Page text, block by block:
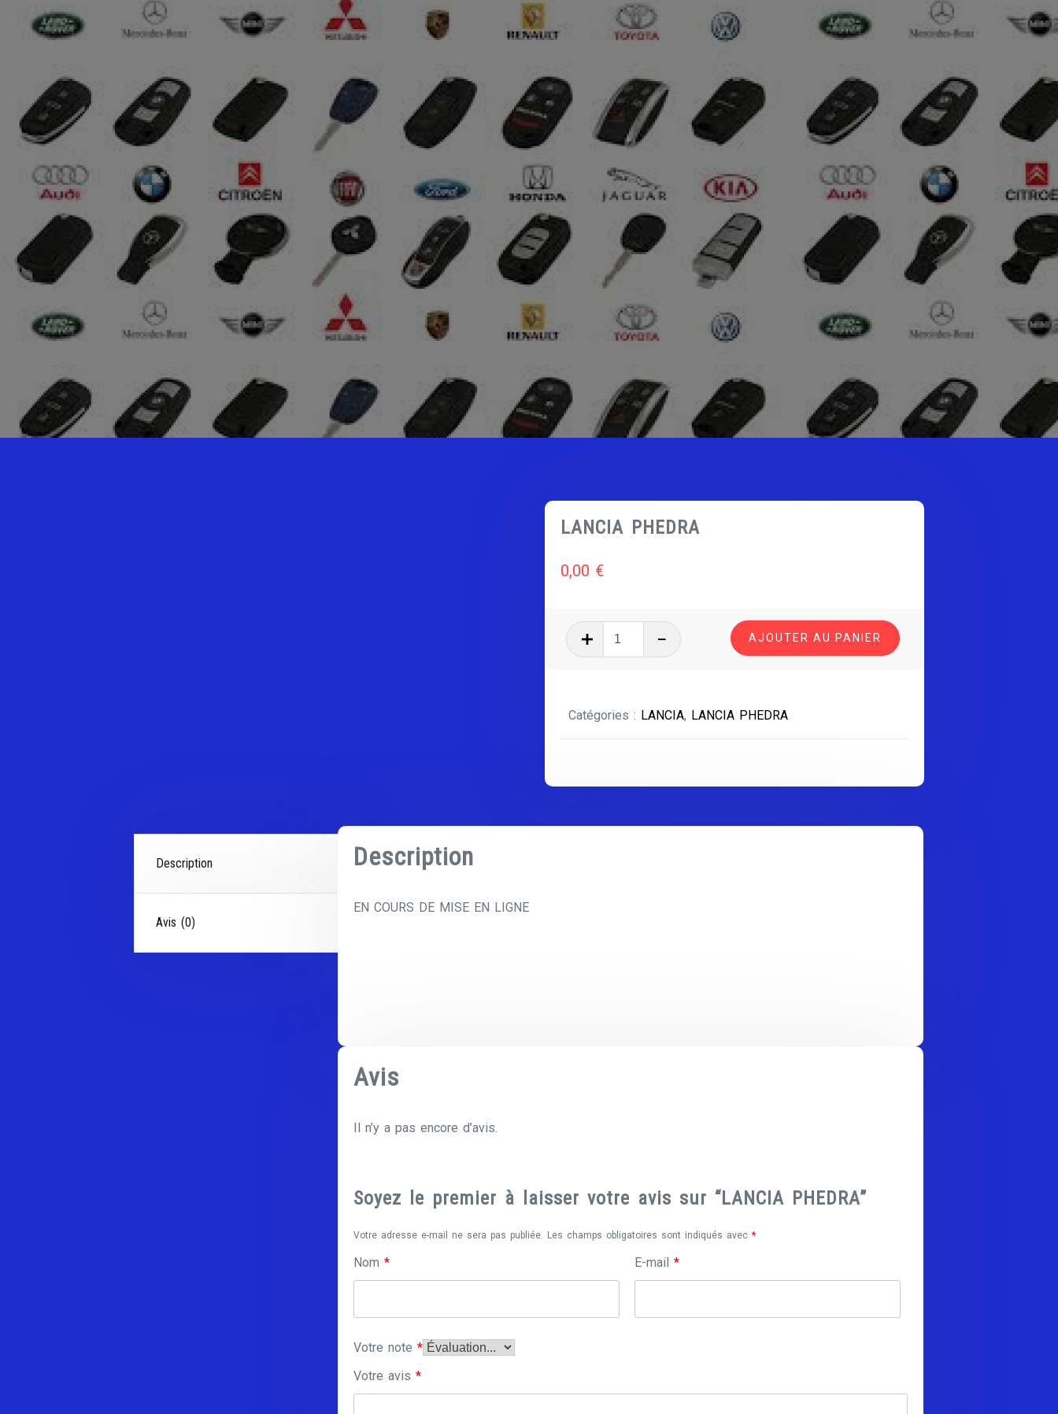
LANCIA PHEDRA
0,00 €
quantité
de
AJOUTER AU PANIER
Catégories : LANCIA, LANCIA PHEDRA
Description
Avis (0)
Description
EN COURS DE MISE EN LIGNE
Avis
Il n’y a pas encore d’avis.
Soyez le premier à laisser votre avis sur “LANCIA PHEDRA”
Votre adresse e-mail ne sera pas publiée. Les champs obligatoires sont indiqués avec *
Nom * E-mail *
Votre note *
Votre avis *